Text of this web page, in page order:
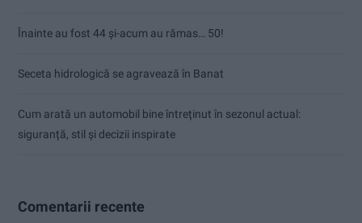
Înainte au fost 44 și-acum au rămas… 50!
Seceta hidrologică se agravează în Banat
Cum arată un automobil bine întreținut în sezonul actual:
siguranță, stil și decizii inspirate
Comentarii recente